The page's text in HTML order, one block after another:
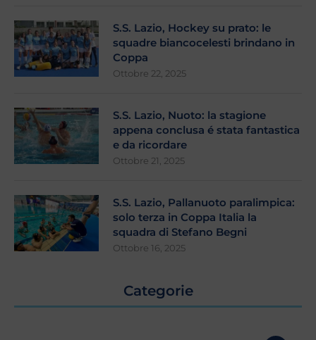
S.S. Lazio, Hockey su prato: le
squadre biancocelesti brindano in
Coppa
Ottobre 22, 2025
S.S. Lazio, Nuoto: la stagione
appena conclusa é stata fantastica
e da ricordare
Ottobre 21, 2025
S.S. Lazio, Pallanuoto paralimpica:
solo terza in Coppa Italia la
squadra di Stefano Begni
Ottobre 16, 2025
Categorie